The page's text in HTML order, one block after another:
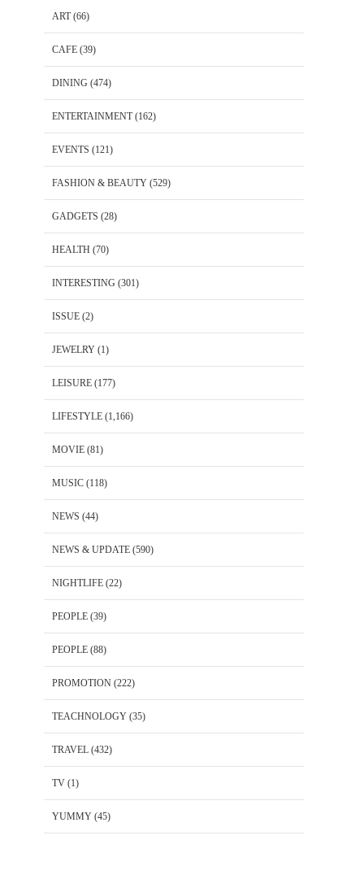
ART(66)
CAFE (39)
DINING (474)
ENTERTAINMENT(162)
EVENTS (121)
FASHION & BEAUTY (529)
GADGETS (28)
HEALTH (70)
INTERESTING (301)
ISSUE (2)
JEWELRY (1)
LEISURE (177)
LIFESTYLE (1,166)
MOVIE (81)
MUSIC (118)
NEWS (44)
NEWS & UPDATE (590)
NIGHTLIFE (22)
PEOPLE (39)
PEOPLE (88)
PROMOTION (222)
TEACHNOLOGY (35)
TRAVEL (432)
TV (1)
YUMMY (45)